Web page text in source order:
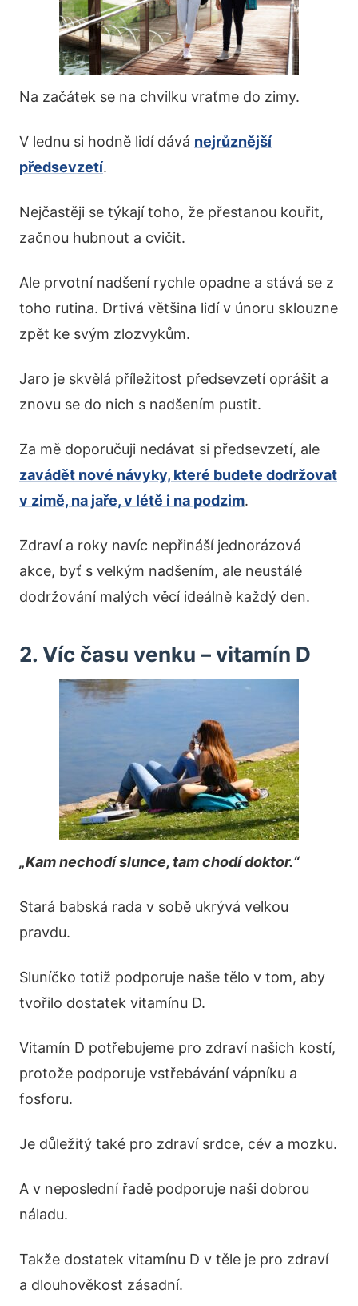
Na začátek se na chvilku vraťme do zimy.
V lednu si hodně lidí dává nejrůznější
předsevzetí.
Nejčastěji se týkají toho, že přestanou kouřit,
začnou hubnout a cvičit.
Ale prvotní nadšení rychle opadne a stává se z
toho rutina. Drtivá většina lidí v únoru sklouzne
zpět ke svým zlozvykům.
Jaro je skvělá příležitost předsevzetí oprášit a
znovu se do nich s nadšením pustit.
Za mě doporučuji nedávat si předsevzetí, ale
zavádět nové návyky, které budete dodržovat
v zimě, na jaře, v létě i na podzim.
Zdraví a roky navíc nepřináší jednorázová
akce, byť s velkým nadšením, ale neustálé
dodržování malých věcí ideálně každý den.
2. Víc času venku – vitamín D
„Kam nechodí slunce, tam chodí doktor.“
Stará babská rada v sobě ukrývá velkou
pravdu.
Sluníčko totiž podporuje naše tělo v tom, aby
tvořilo dostatek vitamínu D.
Vitamín D potřebujeme pro zdraví našich kostí,
protože podporuje vstřebávání vápníku a
fosforu.
Je důležitý také pro zdraví srdce, cév a mozku.
A v neposlední řadě podporuje naši dobrou
náladu.
Takže dostatek vitamínu D v těle je pro zdraví
a dlouhověkost zásadní.